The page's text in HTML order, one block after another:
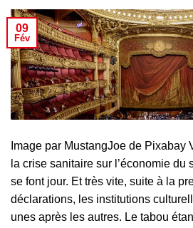
09
Fév
Image par MustangJoe de Pixabay
la crise sanitaire sur l’économie
se font jour. Et très vite, suite à la
déclarations, les institutions
unes après les autres. Le tabou